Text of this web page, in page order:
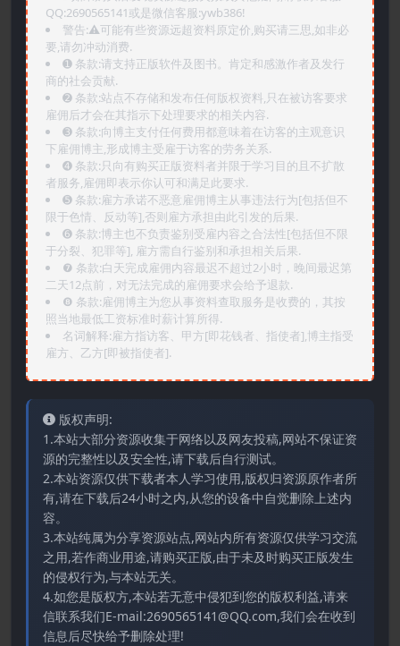
QQ:2690565141或是微信客服:ywb386!
警告:⚠️可能有些资源远超资料原定价,购买请三思,如非必
要,请勿冲动消费.
➊️ 条款:请支持正版软件及图书。肯定和感激作者及发行
商的社会贡献.
➋️ 条款:站点不存储和发布任何版权资料,只在被访客要求
雇佣后才会在其指示下处理要求的相关内容.
➌️ 条款:向博主支付任何费用都意味着在访客的主观意识
下雇佣博主,形成博主受雇于访客的劳务关系.
➍️ 条款:只向有购买正版资料者并限于学习目的且不扩散
者服务,雇佣即表示你认可和满足此要求.
➎ 条款:雇方承诺不恶意雇佣博主从事违法行为[包括但不
限于色情、反动等],否则雇方承担由此引发的后果.
➏️ 条款:博主也不负责鉴别受雇内容之合法性[包括但不限
于分裂、犯罪等], 雇方需自行鉴别和承担相关后果.
❼ 条款:白天完成雇佣内容最迟不超过2小时，晚间最迟第
二天12点前，对无法完成的雇佣要求会给予退款.
❽ 条款:雇佣博主为您从事资料查取服务是收费的，其按
照当地最低工资标准时薪计算所得.
名词解释:雇方指访客、甲方[即花钱者、指使者],博主指受
雇方、乙方[即被指使者].
版权声明:
1.本站大部分资源收集于网络以及网友投稿,网站不保证资
源的完整性以及安全性,请下载后自行测试。
2.本站资源仅供下载者本人学习使用,版权归资源原作者所
有,请在下载后24小时之内,从您的设备中自觉删除上述内
容。
3.本站纯属为分享资源站点,网站内所有资源仅供学习交流
之用,若作商业用途,请购买正版,由于未及时购买正版发生
的侵权行为,与本站无关。
4.如您是版权方,本站若无意中侵犯到您的版权利益,请来
信联系我们E-mail:2690565141@QQ.com,我们会在收到
信息后尽快给予删除处理!